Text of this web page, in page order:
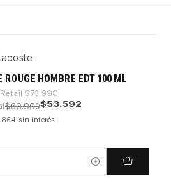
HOMBRE EDT 100 ML
$73.990
$60.900$53.592
sin interés